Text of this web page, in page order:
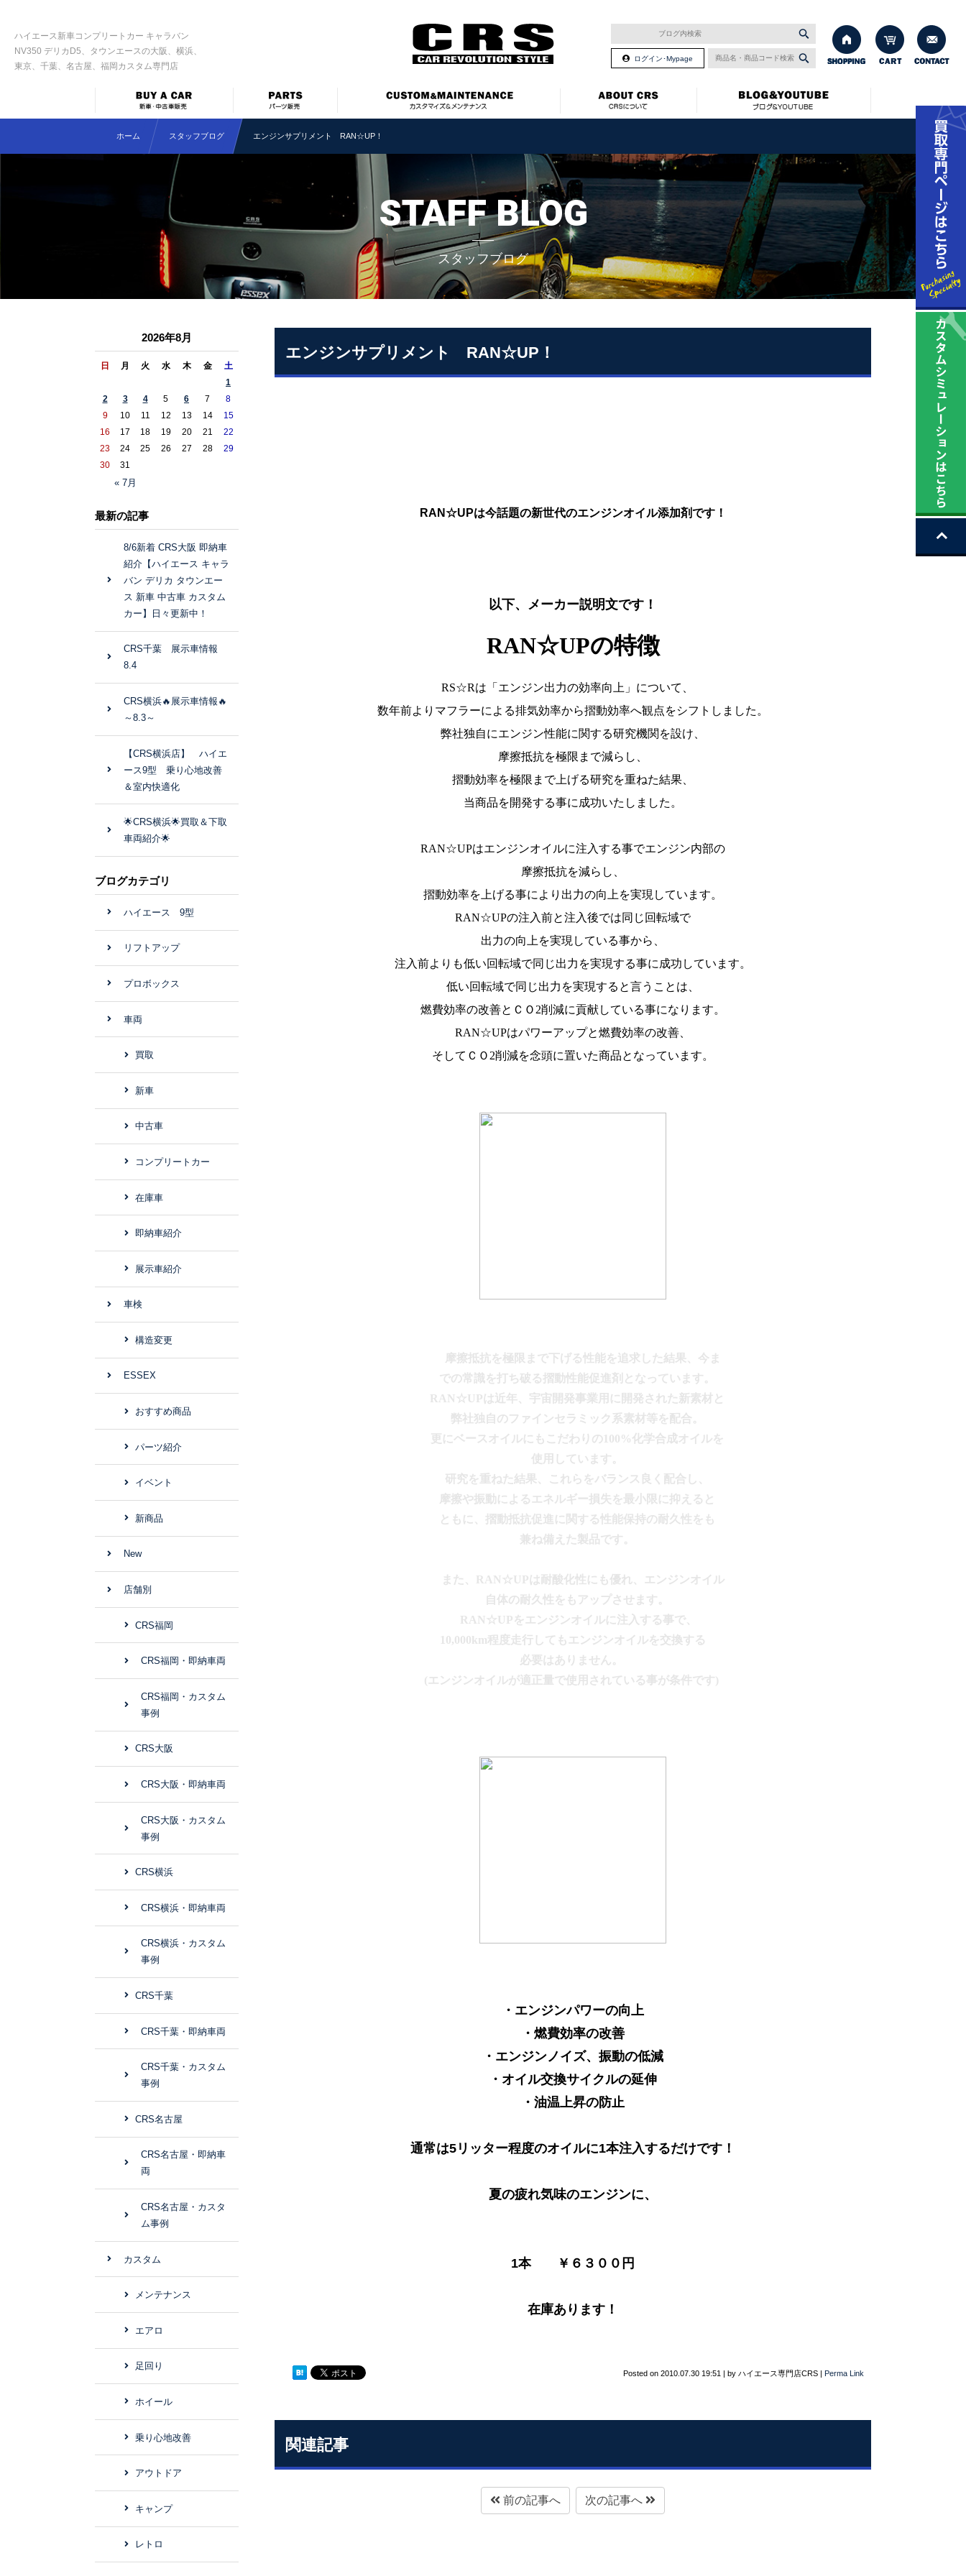
ハイエース新車コンプリートカー キャラバン
NV350 デリカD5、タウンエースの大阪、横浜、
東京、千葉、名古屋、福岡カスタム専門店
ログイン･Mypage
ホーム スタッフブログ エンジンサプリメント RAN☆UP！
STAFF BLOG
スタッフブログ
エンジンサプリメント RAN☆UP！
RAN☆UPは今話題の新世代のエンジンオイル添加剤です！
以下、メーカー説明文です！
RAN☆UPの特徴
RS☆Rは「エンジン出力の効率向上」について、
数年前よりマフラーによる排気効率から摺動効率へ観点をシフトしました。
弊社独自にエンジン性能に関する研究機関を設け、
摩擦抵抗を極限まで減らし、
摺動効率を極限まで上げる研究を重ねた結果、
当商品を開発する事に成功いたしました。
RAN☆UPはエンジンオイルに注入する事でエンジン内部の
摩擦抵抗を減らし、
摺動効率を上げる事により出力の向上を実現しています。
RAN☆UPの注入前と注入後では同じ回転域で
出力の向上を実現している事から、
注入前よりも低い回転域で同じ出力を実現する事に成功しています。
低い回転域で同じ出力を実現すると言うことは、
燃費効率の改善とＣＯ2削減に貢献している事になります。
RAN☆UPはパワーアップと燃費効率の改善、
そしてＣＯ2削減を念頭に置いた商品となっています。
摩擦抵抗を極限まで下げる性能を追求した結果、今ま
での常識を打ち破る摺動性能促進剤となっています。
RAN☆UPは近年、宇宙開発事業用に開発された新素材と
弊社独自のファインセラミック系素材等を配合。
更にベースオイルにもこだわりの100%化学合成オイルを
使用しています。
研究を重ねた結果、これらをバランス良く配合し、
摩擦や振動によるエネルギー損失を最小限に抑えると
ともに、摺動抵抗促進に関する性能保持の耐久性をも
兼ね備えた製品です。
また、RAN☆UPは耐酸化性にも優れ、エンジンオイル
自体の耐久性をもアップさせます。
RAN☆UPをエンジンオイルに注入する事で、
10,000km程度走行してもエンジンオイルを交換する
必要はありません。
(エンジンオイルが適正量で使用されている事が条件です)
・エンジンパワーの向上
・燃費効率の改善
・エンジンノイズ、振動の低減
・オイル交換サイクルの延伸
・油温上昇の防止
通常は5リッター程度のオイルに1本注入するだけです！
夏の疲れ気味のエンジンに、
1本 ￥６３００円
在庫あります！
Posted on 2010.07.30 19:51 | by ハイエース専門店CRS | Perma Link
関連記事
前の記事へ 次の記事へ
2026年8月
日 月 火 水 木 金 土
« 7月
1
2
3 4 5 6 7
8
9
10 11 12 13 14
15
16
17 18 19 20 21
22
23
24 25 26 27 28
29
30
31
最新の記事
8/6新着 CRS大阪 即納車
紹介【ハイエース キャラ
バン デリカ タウンエー
ス 新車 中古車 カスタム
カー】日々更新中！
CRS千葉 展示車情報
8.4
CRS横浜🔥展示車情報🔥
～8.3～
【CRS横浜店】 ハイエ
ース9型 乗り心地改善
＆室内快適化
🌟CRS横浜🌟買取＆下取
車両紹介🌟
ブログカテゴリ
ハイエース 9型
リフトアップ
プロボックス
車両
買取
新車
中古車
コンプリートカー
在庫車
即納車紹介
展示車紹介
車検
構造変更
ESSEX
おすすめ商品
パーツ紹介
イベント
新商品
New
店舗別
CRS福岡
CRS福岡・即納車両
CRS福岡・カスタム
事例
CRS大阪
CRS大阪・即納車両
CRS大阪・カスタム
事例
CRS横浜
CRS横浜・即納車両
CRS横浜・カスタム
事例
CRS千葉
CRS千葉・即納車両
CRS千葉・カスタム
事例
CRS名古屋
CRS名古屋・即納車
両
CRS名古屋・カスタ
ム事例
カスタム
メンテナンス
エアロ
足回り
ホイール
乗り心地改善
アウトドア
キャンプ
レトロ